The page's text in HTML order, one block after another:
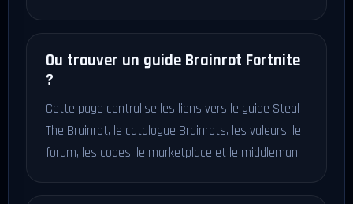
Ou trouver un guide Brainrot Fortnite
?
Cette page centralise les liens vers le guide Steal
The Brainrot, le catalogue Brainrots, les valeurs, le
forum, les codes, le marketplace et le middleman.